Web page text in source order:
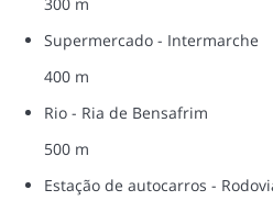
Supermercado - Intermarche
400 m
Rio - Ria de Bensafrim
500 m
Estação de autocarros -